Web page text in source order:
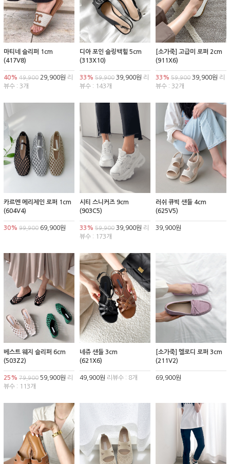
마티네 슬리퍼 1cm
(417V8)
40% 49,900 29,900원 리
뷰수 : 3개
디아 포인 슬링백힐 5cm
(313X10)
33% 59,90039,900원 리
뷰수 : 143개
[소가죽] 고급미 로퍼 2cm
(911X6)
33% 59,90039,900원 리
뷰수 : 32개
카르멘 메리제인 로퍼 1cm
(604V4)
30% 99,900 69,900원
시티 스니커즈 9cm
(903C5)
33% 59,90039,900원 리
뷰수 : 173개
러쉬 큐빅 샌들 4cm
(625V5)
39,900원
베스트 웨지 슬리퍼 6cm
(503Z2)
25% 79,900 59,900원 리
뷰수 : 113개
네쥬 샌들 3cm
(621X6)
49,900원 리뷰수 : 8개
[소가죽] 멜로디 로퍼 3cm
(211V2)
69,900원